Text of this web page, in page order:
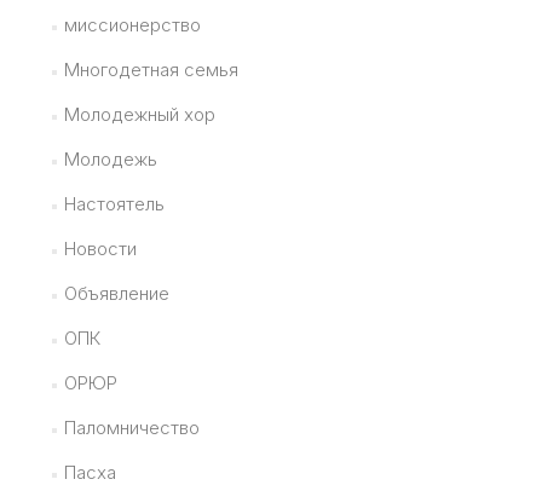
миссионерство
Многодетная семья
Молодежный хор
Молодежь
Настоятель
Новости
Объявление
ОПК
ОРЮР
Паломничество
Пасха